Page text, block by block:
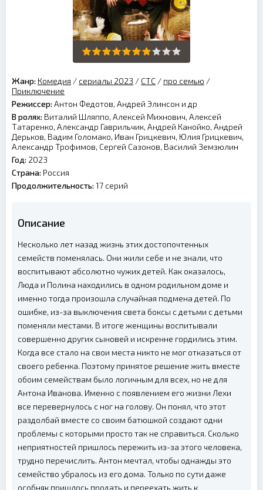
Жанр: Комедия / сериалы 2023 / СТС / про семью /
Приключение
Режиссер: Антон Федотов, Андрей Элинсон и др
В ролях: Виталий Шляппо, Алексей Михнович, Алексей
Татаренко, Александр Гаврильчик, Андрей Канойко, Андрей
Дерьков, Вадим Голомако, Иван Грицкевич, Юлия Грицкевич,
Александр Трофимов, Сергей Сазонов, Василий Земзюлин
Год: 2023
Страна: Россия
Продолжительность: 17 серий
Описание
Несколько лет назад жизнь этих достопочтенных
семейств поменялась. Они жили себе и не знали, что
воспитывают абсолютно чужих детей. Как оказалось,
Люда и Полина находились в одном родильном доме и
именно тогда произошла случайная подмена детей. По
ошибке, из-за выключения света боксы с детьми с детьми
поменяли местами. В итоге женщины воспитывали
совершенно других сыновей и искренне гордились этим.
Когда все стало на свои места никто не мог отказаться от
своего ребенка. Поэтому принятое решение жить вместе
обоим семействам было логичным для всех, но не для
Антона Иванова. Именно с появлением его жизни Лехи
все перевернулось с ног на голову. Он понял, что этот
раздолбай вместе со своим батюшкой создают одни
проблемы с которыми просто так не справиться. Сколько
неприятностей пришлось пережить из-за этого человека,
трудно перечислить. Антон мечтал, чтобы однажды это
семейство убралось из его дома. Только по сути даже
особняк пришлось продать и переехать жить к